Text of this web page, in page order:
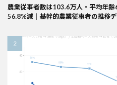
農業従事者数は103.6万人・平均年
56.8%減｜基幹的農業従事者の推移